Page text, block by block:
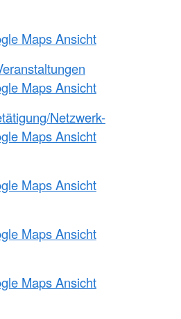
Maps Ansicht
Maps Ansicht
Netzwerk-
Maps Ansicht
Maps Ansicht
Maps Ansicht
Maps Ansicht